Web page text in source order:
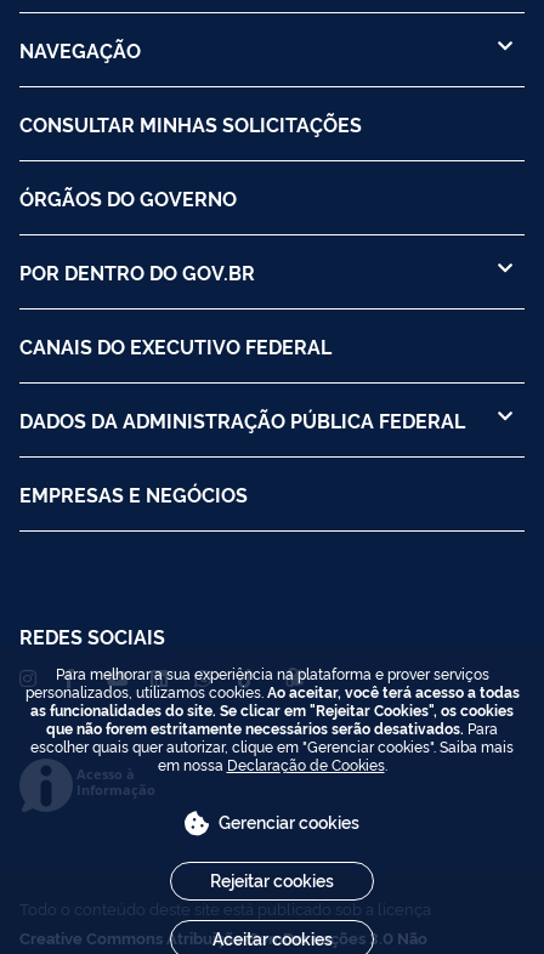
NAVEGAÇÃO
CONSULTAR MINHAS SOLICITAÇÕES
ÓRGÃOS DO GOVERNO
POR DENTRO DO GOV.BR
CANAIS DO EXECUTIVO FEDERAL
DADOS DA ADMINISTRAÇÃO PÚBLICA FEDERAL
EMPRESAS E NEGÓCIOS
REDES SOCIAIS
Acesso à
Informação
Todo o conteúdo deste site está publicado sob a licença
Creative Commons Atribuição-SemDerivações 3.0 Não
Para melhorar a sua experiência na plataforma e prover serviços
personalizados, utilizamos cookies. Ao aceitar, você terá acesso a todas
as funcionalidades do site. Se clicar em "Rejeitar Cookies", os cookies
que não forem estritamente necessários serão desativados. Para
escolher quais quer autorizar, clique em "Gerenciar cookies". Saiba mais
em nossa Declaração de Cookies.
Gerenciar cookies
Rejeitar cookies
Aceitar cookies